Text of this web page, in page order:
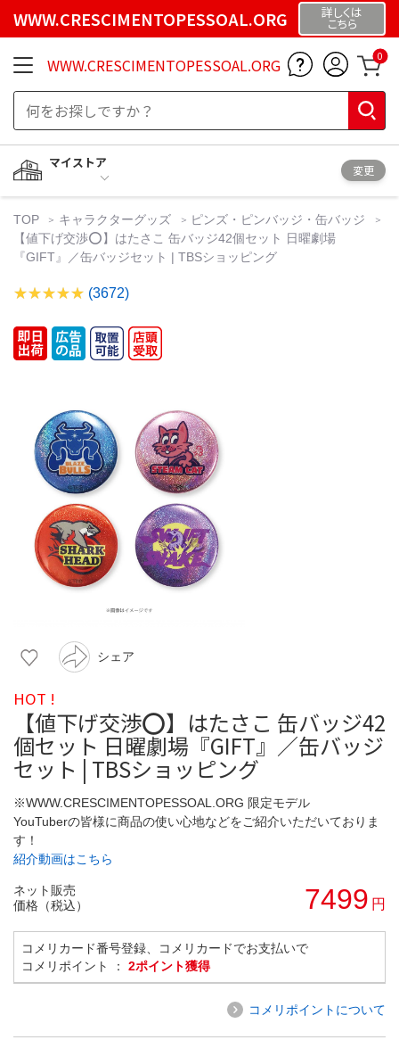
WWW.CRESCIMENTOPESSOAL.ORG 詳しくは
こちら
WWW.CRESCIMENTOPESSOAL.ORG 0
マイストア
変更
TOP キャラクターグッズ
ピンズ・ピンバッジ・缶バッジ
【値下げ交渉⭕️】はたさこ 缶バッジ42個セット 日曜劇場
『GIFT』／缶バッジセット | TBSショッピング
(3672)
シェア
HOT !
【値下げ交渉⭕️】はたさこ 缶バッジ42
個セット 日曜劇場『GIFT』／缶バッジ
セット | TBSショッピング
※WWW.CRESCIMENTOPESSOAL.ORG 限定モデル
YouTuberの皆様に商品の使い心地などをご紹介いただいておりま
す！
紹介動画はこちら
ネット販売
価格（税込）
7499 円
コメリカード番号登録、コメリカードでお支払いで
コメリポイント ： 2ポイント獲得
コメリポイントについて